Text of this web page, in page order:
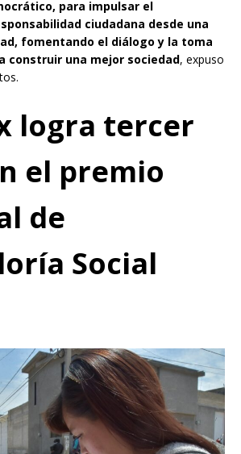
para impulsar el
ciudadana desde una
fomentando el diálogo y la toma
construir una mejor sociedad, expuso
logra tercer
el premio
de
Social